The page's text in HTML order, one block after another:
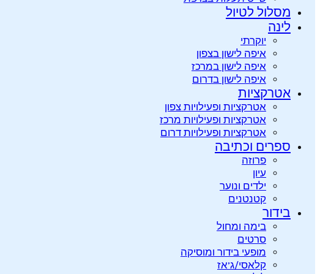
מסלול לטיול
לינה
יוקרתי
איפה לישון בצפון
איפה לישון במרכז
איפה לישון בדרום
אטרקציות
אטרקציות ופעילויות צפון
אטרקציות ופעילויות מרכז
אטרקציות ופעילויות דרום
ספרים וכתיבה
פרוזה
עיון
ילדים ונוער
קטנטנים
בידור
בימה ומחול
סרטים
מופעי בידור ומוסיקה
קלאסי/ג’אז